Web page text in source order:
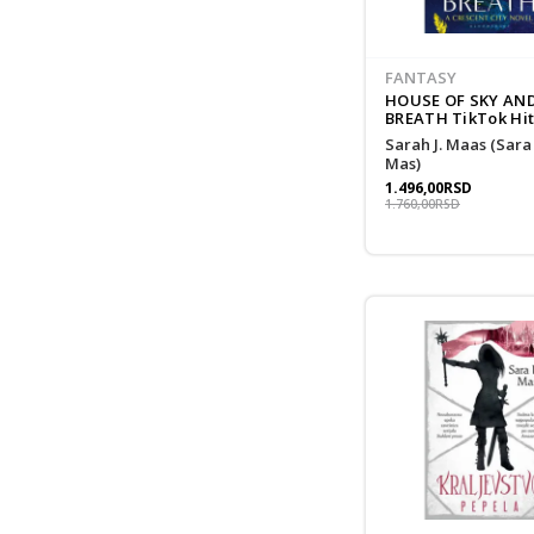
FANTASY
HOUSE OF SKY
BREATH TikTok
Sarah J. Maas (Sara Dž.
Mas)
1.496,00RSD
1.760,00RSD